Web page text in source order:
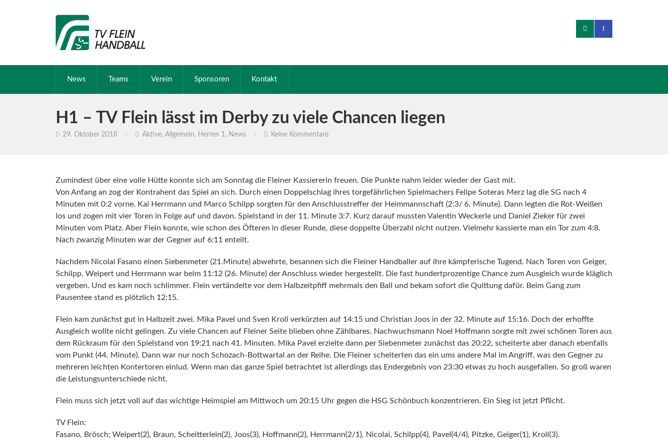
News Teams Verein Sponsoren Kontakt
H1 – TV Flein lässt im Derby zu viele Chancen liegen
29. Oktober 2018 · Aktive, Allgemein, Herren 1, News · Keine Kommentare
Zumindest über eine volle Hütte konnte sich am Sonntag die Fleiner Kassiererin freuen. Die Punkte nahm leider wieder der Gast mit.
Von Anfang an zog der Kontrahent das Spiel an sich. Durch einen Doppelschlag ihres torgefährlichen Spielmachers Felipe Soteras Merz lag die SG nach 4
Minuten mit 0:2 vorne. Kai Herrmann und Marco Schilpp sorgten für den Anschlusstreffer der Heimmannschaft (2:3/ 6. Minute). Dann legten die Rot-Weißen
los und zogen mit vier Toren in Folge auf und davon. Spielstand in der 11. Minute 3:7. Kurz darauf mussten Valentin Weckerle und Daniel Zieker für zwei
Minuten vom Platz. Aber Flein konnte, wie schon des Öfteren in dieser Runde, diese doppelte Überzahl nicht nutzen. Vielmehr kassierte man ein Tor zum 4:8.
Nach zwanzig Minuten war der Gegner auf 6:11 enteilt.
Nachdem Nicolai Fasano einen Siebenmeter (21.Minute) abwehrte, besannen sich die Fleiner Handballer auf ihre kämpferische Tugend. Nach Toren von Geiger,
Schilpp, Weipert und Herrmann war beim 11:12 (26. Minute) der Anschluss wieder hergestellt. Die fast hundertprozentige Chance zum Ausgleich wurde kläglich
vergeben. Und es kam noch schlimmer. Flein vertändelte vor dem Halbzeitpfiff mehrmals den Ball und bekam sofort die Quittung dafür. Beim Gang zum
Pausentee stand es plötzlich 12:15.
Flein kam zunächst gut in Halbzeit zwei. Mika Pavel und Sven Kroll verkürzten auf 14:15 und Christian Joos in der 32. Minute auf 15:16. Doch der erhoffte
Ausgleich wollte nicht gelingen. Zu viele Chancen auf Fleiner Seite blieben ohne Zählbares. Nachwuchsmann Noel Hoffmann sorgte mit zwei schönen Toren aus
dem Rückraum für den Spielstand von 19:21 nach 41. Minuten. Mika Pavel erzielte dann per Siebenmeter zunächst das 20:22, scheiterte aber danach ebenfalls
vom Punkt (44. Minute). Dann war nur noch Schozach-Bottwartal an der Reihe. Die Fleiner scheiterten das ein ums andere Mal im Angriff, was den Gegner zu
mehreren leichten Kontertoren einlud. Wenn man das ganze Spiel betrachtet ist allerdings das Endergebnis von 23:30 etwas zu hoch ausgefallen. So groß waren
die Leistungsunterschiede nicht.
Flein muss sich jetzt voll auf das wichtige Heimspiel am Mittwoch um 20:15 Uhr gegen die HSG Schönbuch konzentrieren. Ein Sieg ist jetzt Pflicht.
TV Flein:
Fasano, Brösch; Weipert(2), Braun, Scheitterlein(2), Joos(3), Hoffmann(2), Herrmann(2/1), Nicolai, Schilpp(4), Pavel(4/4), Pitzke, Geiger(1), Kroll(3).